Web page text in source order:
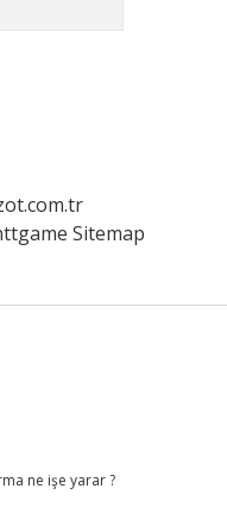
Sitemap
ne işe yarar ?